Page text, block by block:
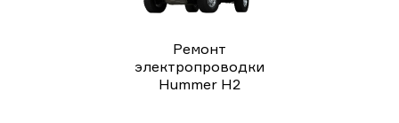
Ремонт
электропроводки
Hummer H2